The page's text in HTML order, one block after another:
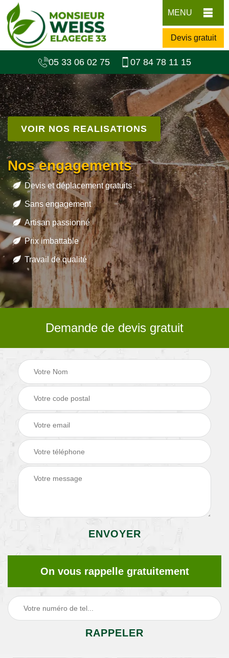
MENU
Devis gratuit
05 33 06 02 75 07 84 78 11 15
VOIR NOS REALISATIONS
Nos engagements
Devis et déplacement gratuits
Sans engagement
Artisan passionné
Prix imbattable
Travail de qualité
Demande de devis gratuit
On vous rappelle gratuitement